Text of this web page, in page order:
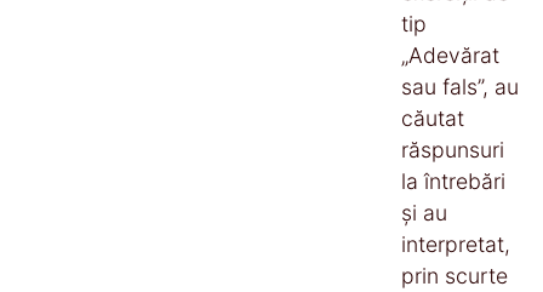
tip
„Adevărat
sau fals”, au
căutat
răspunsuri
la întrebări
și au
interpretat,
prin scurte